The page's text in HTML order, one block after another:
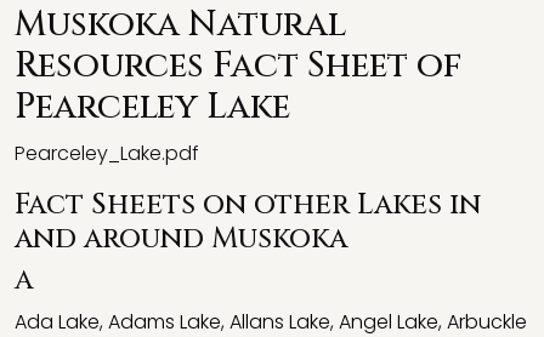
Muskoka Natural
Resources Fact Sheet of
Pearceley Lake
Pearceley_Lake.pdf
Fact Sheets on other Lakes in
and around Muskoka
A
Ada Lake,Adams Lake,Allans Lake,Angel Lake,Arbuckle